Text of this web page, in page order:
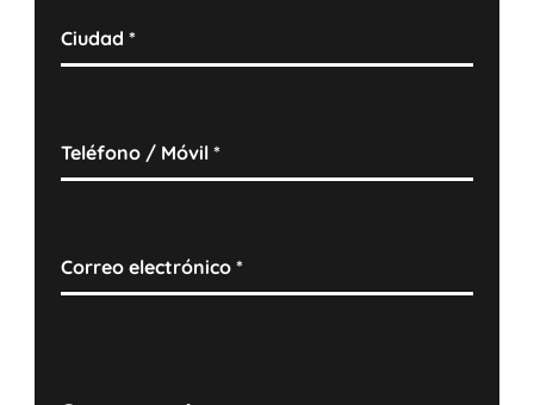
Ciudad*
Teléfono / Móvil*
Correo electrónico*